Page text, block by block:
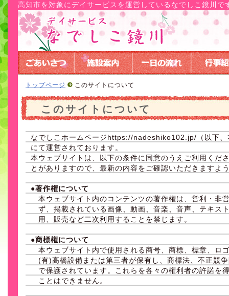
高知市を対象にデイサービスを運営しているなでしこ鏡川で
トップページ このサイトについて
このサイトについて
なでしこホームページhttps://nadeshiko102.jp/（以下、
にて運営されております。
本ウェブサイトは、以下の条件に同意のうえご利用くだ
とがありますので、最新の内容をご確認いただきますよ
●著作権について
本ウェブサイト内のコンテンツの著作権は、営利・非
ず、掲載されている画像、動画、音楽、音声、テキス
用、販売など二次利用することを禁じます。
●商標権について
本ウェブサイト内で使用される商号、商標、標章、ロ
(有)高橋設備または第三者が保有し、商標法、不正競
で保護されています。これらを各々の権利者の許諾を
ことはできません。